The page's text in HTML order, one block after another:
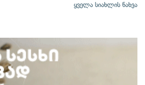
ყველა სიახლის ნახვა